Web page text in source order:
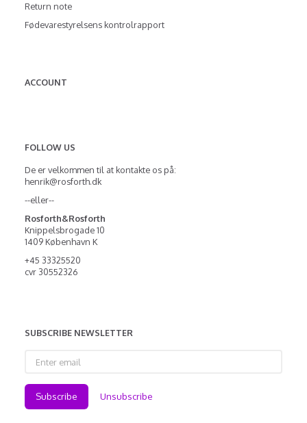
Return note
Fødevarestyrelsens kontrolrapport
ACCOUNT
FOLLOW US
De er velkommen til at kontakte os på:
henrik@rosforth.dk
--eller--
Rosforth&Rosforth
Knippelsbrogade 10
1409 København K
+45 33325520
cvr 30552326
SUBSCRIBE NEWSLETTER
email
Subscribe Unsubscribe